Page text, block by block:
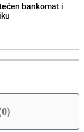
bankomat i
0)